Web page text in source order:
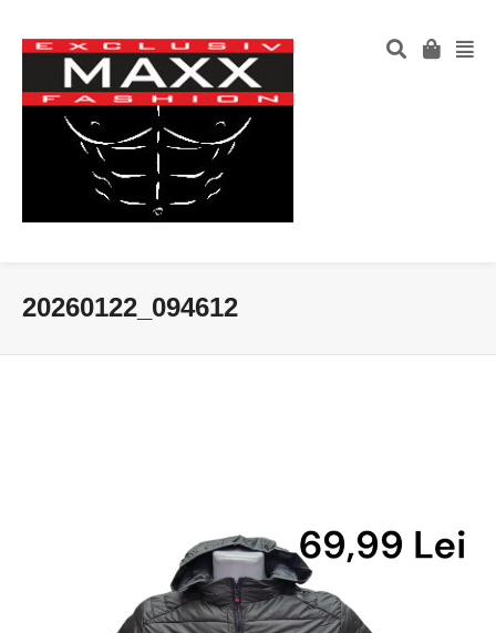
20260122_094612